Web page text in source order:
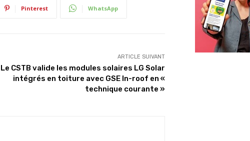
Pinterest WhatsApp
ARTICLE SUIVANT
Le CSTB valide les modules solaires LG Solar
intégrés en toiture avec GSE In-roof en «
technique courante »